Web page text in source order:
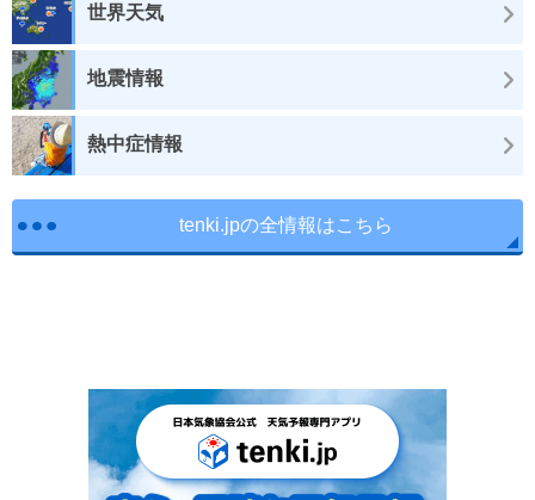
世界天気
地震情報
熱中症情報
tenki.jpの全情報はこちら